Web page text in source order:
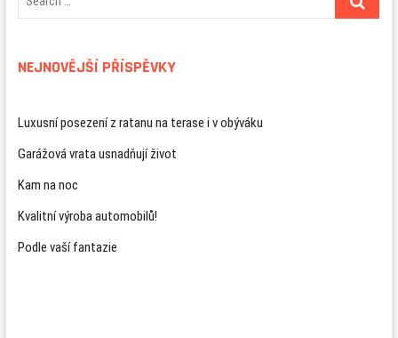
NEJNOVĚJŠÍ PŘÍSPĚVKY
Luxusní posezení z ratanu na terase i v obýváku
Garážová vrata usnadňují život
Kam na noc
Kvalitní výroba automobilů!
Podle vaší fantazie